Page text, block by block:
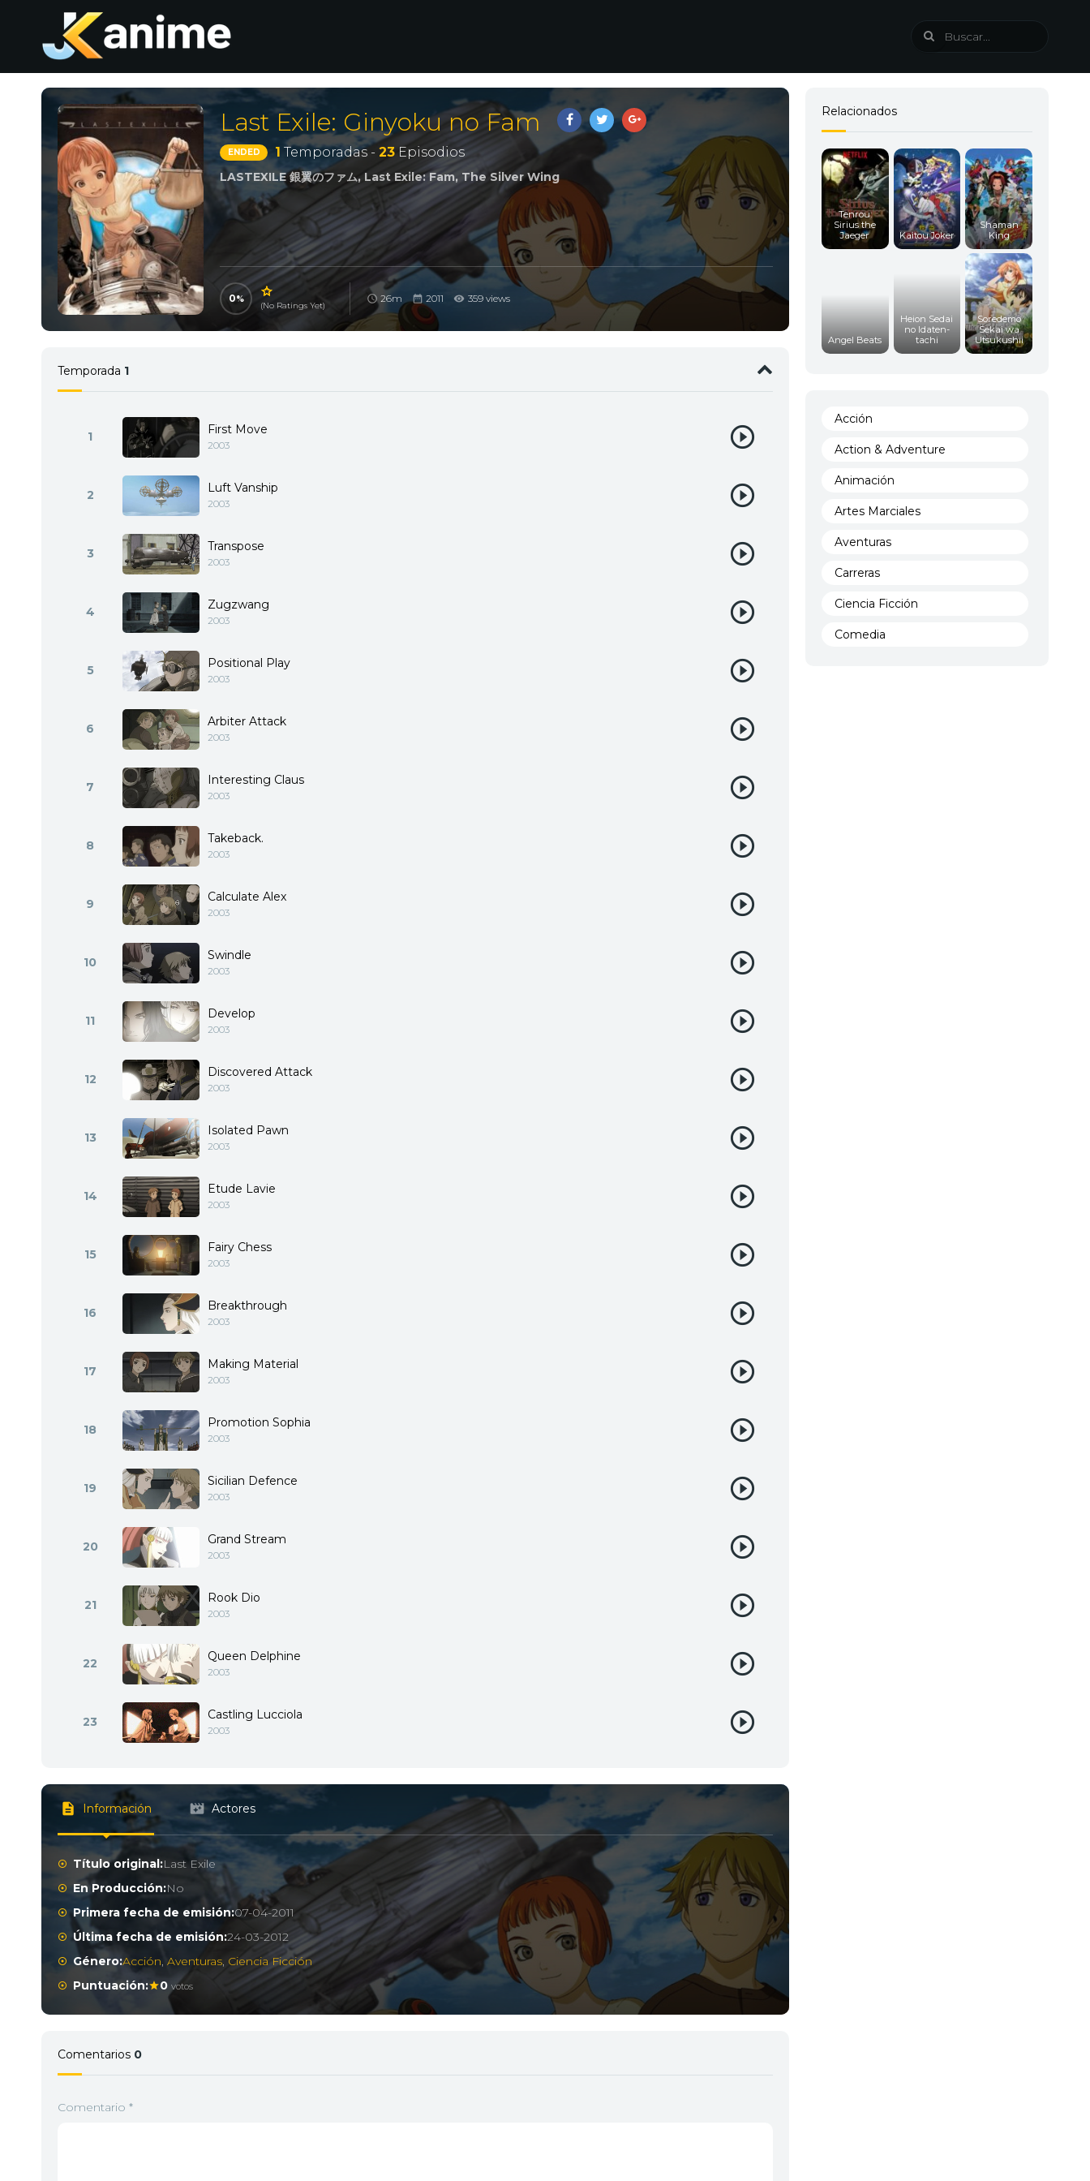
Last Exile: Ginyoku no Fam
ENDED 1 Temporadas - 23Episodios
LASTEXILE 銀翼のファム, Last Exile: Fam, The Silver Wing
0
(No Ratings Yet)
26m 2011 359 views
Temporada 1
1 First Move
2003
2 Luft Vanship
2003
3 Transpose
2003
4 Zugzwang
2003
5 Positional Play
2003
6 Arbiter Attack
2003
7 Interesting Claus
2003
8 Takeback.
2003
9 Calculate Alex
2003
10 Swindle
2003
11 Develop
2003
12 Discovered Attack
2003
13 Isolated Pawn
2003
14 Etude Lavie
2003
15 Fairy Chess
2003
16 Breakthrough
2003
17 Making Material
2003
18 Promotion Sophia
2003
19 Sicilian Defence
2003
20 Grand Stream
2003
21 Rook Dio
2003
22 Queen Delphine
2003
23 Castling Lucciola
2003
Información Actores
Título original:Last Exile
En Producción:No
Primera fecha de emisión:07-04-2011
Última fecha de emisión:24-03-2012
Género:Acción,Aventuras, Ciencia Ficción
Puntuación:
0 votos
Comentarios 0
Comentario *
Relacionados
Tenrou:
Sirius the
Jaeger
Kaitou Joker
Shaman
King
Angel Beats
Heion Sedai
no Idaten-
tachi
Soredemo
Sekai wa
Utsukushii
Acción
Action & Adventure
Animación
Artes Marciales
Aventuras
Carreras
Ciencia Ficción
Comedia